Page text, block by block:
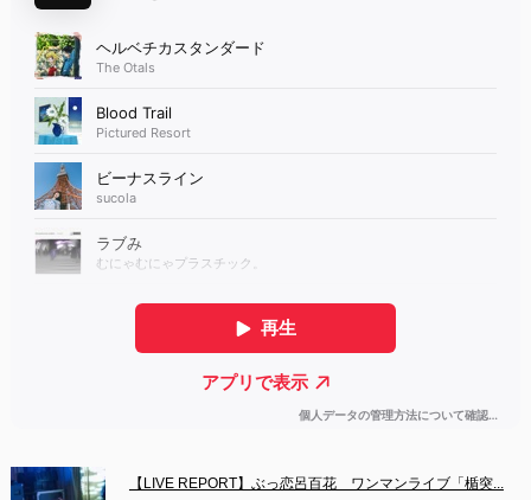
【LIVE REPORT】ぶっ恋呂百花　ワンマンライブ「楯突...